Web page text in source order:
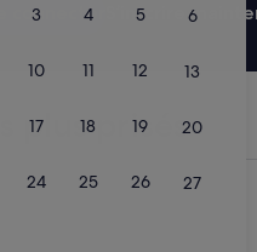
3 4 5 6
10 11 12 13
17 18 19 20
24 25 26 27
connecter S’inscrire
plus prisés